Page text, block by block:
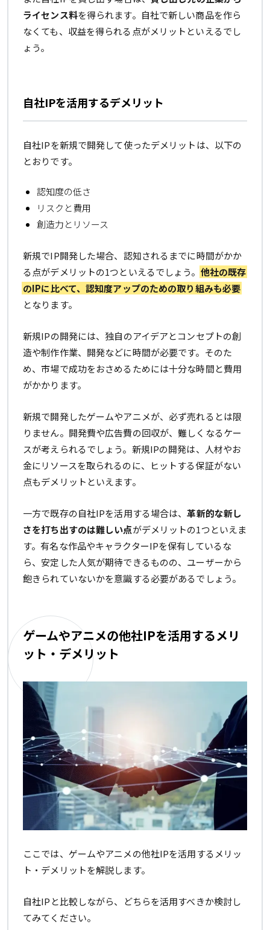
ライセンス料を得られます。自社で新しい商品を作ら
なくても、収益を得られる点がメリットといえるでし
ょう。
自社IPを活用するデメリット
自社IPを新規で開発して使ったデメリットは、以下の
とおりです。
認知度の低さ
リスクと費用
創造力とリソース
新規でIP開発した場合、認知されるまでに時間がかか
る点がデメリットの1つといえるでしょう。 他社の既存
のIPに比べて、認知度アップのための取り組みも必要
となります。
新規IPの開発には、独自のアイデアとコンセプトの創
造や制作作業、開発などに時間が必要です。そのた
め、市場で成功をおさめるためには十分な時間と費用
がかかります。
新規で開発したゲームやアニメが、必ず売れるとは限
りません。開発費や広告費の回収が、難しくなるケー
スが考えられるでしょう。新規IPの開発は、人材やお
金にリソースを取られるのに、ヒットする保証がない
点もデメリットといえます。
一方で既存の自社IPを活用する場合は、革新的な新し
さを打ち出すのは難しい点がデメリットの1つといえま
す。有名な作品やキャラクターIPを保有しているな
ら、安定した人気が期待できるものの、ユーザーから
飽きられていないかを意識する必要があるでしょう。
ゲームやアニメの他社IPを活用するメリ
ット・デメリット
ここでは、ゲームやアニメの他社IPを活用するメリッ
ト・デメリットを解説します。
自社IPと比較しながら、どちらを活用すべきか検討し
てみてください。